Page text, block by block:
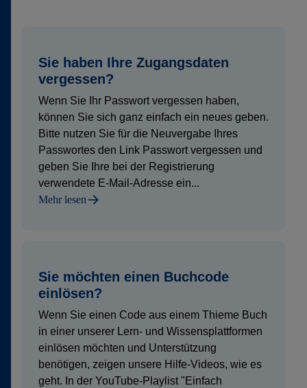
Sie haben Ihre Zugangsdaten
vergessen?
Wenn Sie Ihr Passwort vergessen haben,
können Sie sich ganz einfach ein neues geben.
Bitte nutzen Sie für die Neuvergabe Ihres
Passwortes den Link Passwort vergessen und
geben Sie Ihre bei der Registrierung
verwendete E-Mail-Adresse ein...
Mehr lesen
Sie möchten einen Buchcode
einlösen?
Wenn Sie einen Code aus einem Thieme Buch
in einer unserer Lern- und Wissensplattformen
einlösen möchten und Unterstützung
benötigen, zeigen unsere Hilfe-Videos, wie es
geht. In der YouTube-Playlist "Einfach